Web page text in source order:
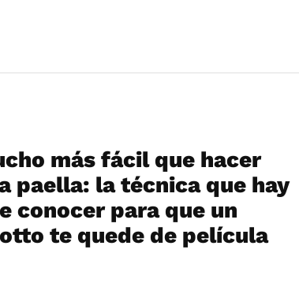
más fácil que hacer
paella: la técnica que hay
conocer para que un
te quede de película